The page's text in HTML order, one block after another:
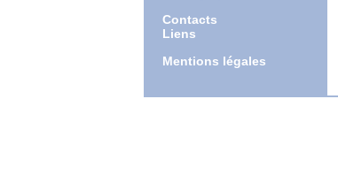
Contacts
Liens
Mentions légales